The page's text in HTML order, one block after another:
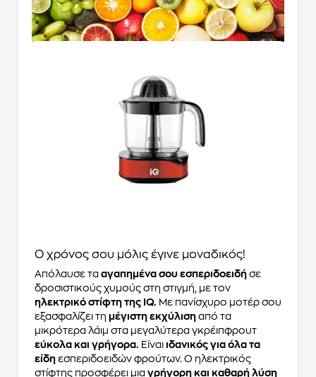
Ο χρόνος σου μόλις έγινε μοναδικός!
Απόλαυσε τα αγαπημένα σου εσπεριδοειδή σε
δροσιστικούς χυμούς στη στιγμή, με τον
ηλεκτρικό στίφτη της IQ. Με πανίσχυρο μοτέρ σου
εξασφαλίζει τη μέγιστη εκχύλιση από τα
μικρότερα λάιμ στα μεγαλύτερα γκρέιπφρουτ
εύκολα και γρήγορα. Είναι ιδανικός για όλα τα
είδη εσπεριδοειδών φρούτων. Ο ηλεκτρικός
στίφτης προσφέρει μια γρήγορη και καθαρή λύση